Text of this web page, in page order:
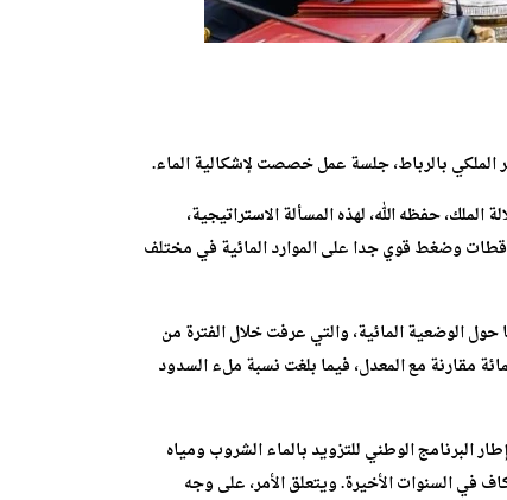
الملك، حفظه الله، لهذه المسألة الاستراتيجية،
وضغط قوي جدا على الموارد المائية في مختلف
الوضعية المائية، والتي عرفت خلال الفترة من
منتصف يناير 2024، تسجيل عجز في التساقطات بلغت نسبته 70 بالمائة مقارنة مع المعدل، فيما بلغت نسبة ملء السدود
البرنامج الوطني للتزويد بالماء الشروب ومياه
بشكل كاف في السنوات الأخيرة. ويتعلق الأمر، على وجه